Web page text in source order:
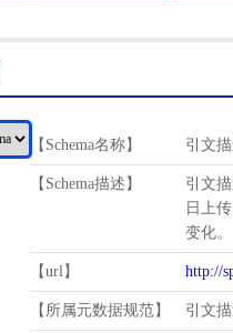
【Schema名称】 引文
【Schema描述】
引文
日上
变化。
【url】 http://
【所属元数据规范】 引文